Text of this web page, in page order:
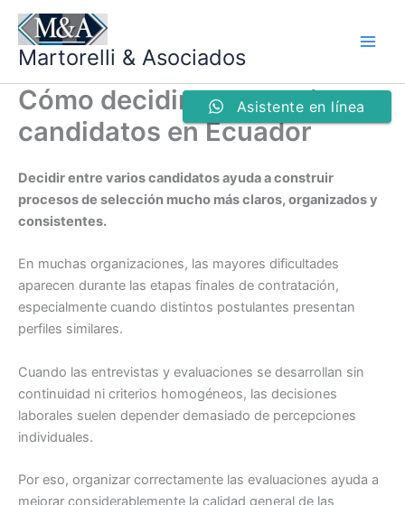
contenido
Martorelli & Asociados
Cómo decidir entre varios
candidatos en Ecuador
Decidir entre varios candidatos ayuda a construir
procesos de selección mucho más claros, organizados y
consistentes.
En muchas organizaciones, las mayores dificultades
aparecen durante las etapas finales de contratación,
especialmente cuando distintos postulantes presentan
perfiles similares.
Cuando las entrevistas y evaluaciones se desarrollan sin
continuidad ni criterios homogéneos, las decisiones
laborales suelen depender demasiado de percepciones
individuales.
Por eso, organizar correctamente las evaluaciones ayuda a
mejorar considerablemente la calidad general de las
Asistente en línea